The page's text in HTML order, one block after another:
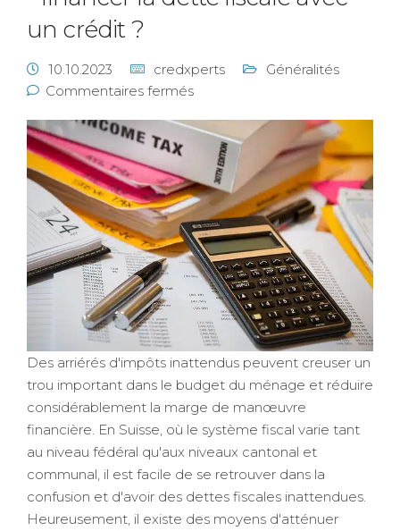
un crédit ?
10.10.2023 credxperts
Généralités
Commentaires fermés
Des arriérés d'impôts inattendus peuvent creuser un
trou important dans le budget du ménage et réduire
considérablement la marge de manœuvre
financière. En Suisse, où le système fiscal varie tant
au niveau fédéral qu'aux niveaux cantonal et
communal, il est facile de se retrouver dans la
confusion et d'avoir des dettes fiscales inattendues.
Heureusement, il existe des moyens d'atténuer